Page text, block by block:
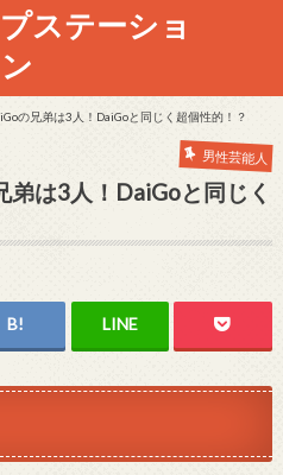
ステーショ
ン
の兄弟は3人！DaiGoと同じく超個性的！？
男性芸能人
弟は3人！DaiGoと同じく